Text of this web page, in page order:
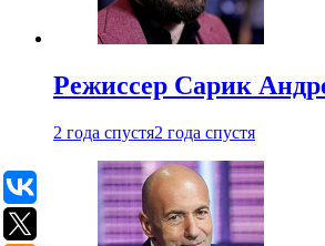
Режиссер Сарик
2 года спустя2 года спустя